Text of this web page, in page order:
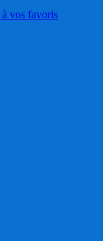
vos favoris